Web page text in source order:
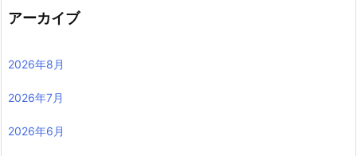
アーカイブ
2026年8月
2026年7月
2026年6月